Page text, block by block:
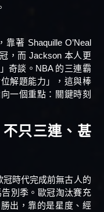
著 Shaquille O’Neal
，而 Jackson 本人更
奇談。NBA 的三連霸
解題能力」，這與棒
一個重點：關鍵時刻
只三連、甚
時代完成前無古人的
別季。歐冠淘汰賽充
出，靠的是星度、經